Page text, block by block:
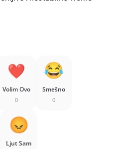
Volim Ovo
0
Smešno
0
Ljut Sam